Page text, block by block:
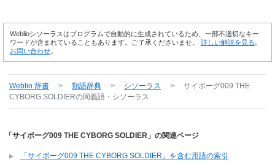
Weblioシソーラスはプログラムで自動的に生成されているため、一部不適切なキー
ワードが含まれていることもあります。ご了承くださいませ。 詳しい解説を見る
お問い合わせ
Weblio 辞書 > 類語辞典 > シソーラス >
サイボーグ009 THE
CYBORG SOLDIERの同義語・シソーラス
「サイボーグ009 THE CYBORG SOLDIER」の関連ページ
「サイボーグ009 THE CYBORG SOLDIER」を含む用語の索引